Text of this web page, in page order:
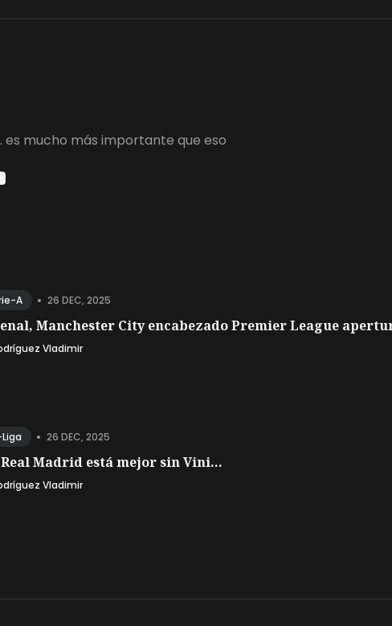
es mucho más importante que eso
A • 26 DEC, 2025
Manchester City encabezado Premier League
Vladimir
• 26 DEC, 2025
Madrid está mejor sin Vini...
Vladimir